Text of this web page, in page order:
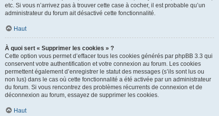
etc. Si vous n’arrivez pas à trouver cette case à cocher, il est probable qu’un
administrateur du forum ait désactivé cette fonctionnalité.
Haut
À quoi sert « Supprimer les cookies » ?
Cette option vous permet d’effacer tous les cookies générés par phpBB 3.3 qui
conservent votre authentification et votre connexion au forum. Les cookies
permettent également d’enregistrer le statut des messages (s’ils sont lus ou
non lus) dans le cas où cette fonctionnalité a été activée par un administrateur
du forum. Si vous rencontrez des problèmes récurrents de connexion et de
déconnexion au forum, essayez de supprimer les cookies.
Haut